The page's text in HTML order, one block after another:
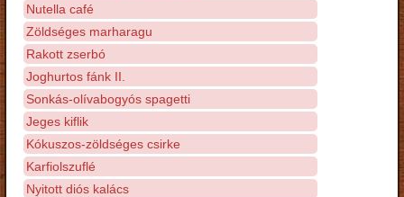
Nutella café
Zöldséges marharagu
Rakott zserbó
Joghurtos fánk II.
Sonkás-olívabogyós spagetti
Jeges kiflik
Kókuszos-zöldséges csirke
Karfiolszuflé
Nyitott diós kalács